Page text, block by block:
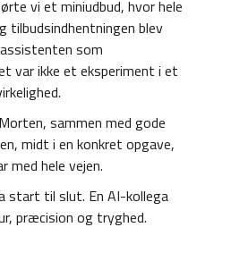
vi et miniudbud, hvor hele
tilbudsindhentningen blev
som
var ikke et eksperiment i et
sammen med gode
midt i en konkret opgave,
med hele vejen.
start til slut. En AI-kollega
præcision og tryghed.